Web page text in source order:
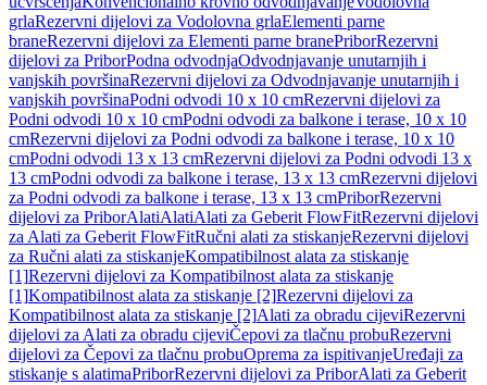
grlaRezervni dijelovi za Vodolovna grlaElementi parne
braneRezervni dijelovi za Elementi parne branePriborRezervni
dijelovi za PriborPodna odvodnjaOdvodnjavanje unutarnjih i
vanjskih površinaRezervni dijelovi za Odvodnjavanje unutarnjih i
vanjskih površinaPodni odvodi 10 x 10 cmRezervni dijelovi za
Podni odvodi 10 x 10 cmPodni odvodi za balkone i terase, 10 x 10
cmRezervni dijelovi za Podni odvodi za balkone i terase, 10 x 10
cmPodni odvodi 13 x 13 cmRezervni dijelovi za Podni odvodi 13 x
13 cmPodni odvodi za balkone i terase, 13 x 13 cmRezervni dijelovi
za Podni odvodi za balkone i terase, 13 x 13 cmPriborRezervni
dijelovi za PriborAlatiAlatiAlati za Geberit FlowFitRezervni dijelovi
za Alati za Geberit FlowFitRučni alati za stiskanjeRezervni dijelovi
za Ručni alati za stiskanjeKompatibilnost alata za stiskanje
[1]Rezervni dijelovi za Kompatibilnost alata za stiskanje
[1]Kompatibilnost alata za stiskanje [2]Rezervni dijelovi za
Kompatibilnost alata za stiskanje [2]Alati za obradu cijeviRezervni
dijelovi za Alati za obradu cijeviČepovi za tlačnu probuRezervni
dijelovi za Čepovi za tlačnu probuOprema za ispitivanjeUređaji za
stiskanje s alatimaPriborRezervni dijelovi za PriborAlati za Geberit